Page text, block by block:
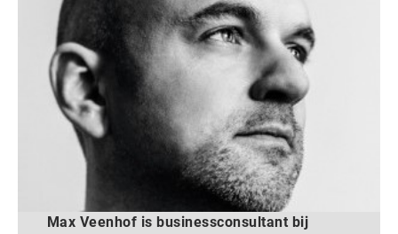
Max Veenhof is businessconsultant bij